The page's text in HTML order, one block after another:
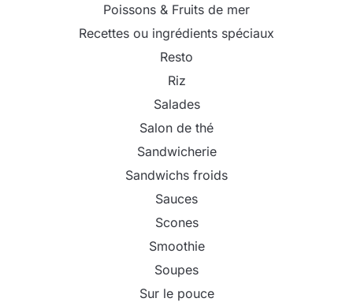
Poissons & Fruits de mer
Recettes ou ingrédients spéciaux
Resto
Riz
Salades
Salon de thé
Sandwicherie
Sandwichs froids
Sauces
Scones
Smoothie
Soupes
Sur le pouce